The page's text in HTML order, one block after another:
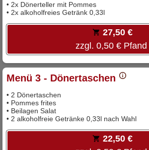
• 2x Dönerteller mit Pommes
• 2x alkoholfreies Getränk 0,33l
27,50 €
zzgl. 0,50 € Pfand
Menü 3 - Dönertaschen
• 2 Dönertaschen
• Pommes frites
• Beilagen Salat
• 2 alkoholfreie Getränke 0,33l nach Wahl
22,50 €